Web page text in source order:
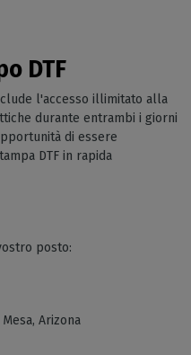
DTF
l'accesso illimitato alla
durante entrambi i giorni
di essere
DTF in rapida
posto:
Arizona